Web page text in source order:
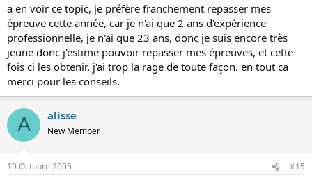
a en voir ce topic, je préfère franchement repasser mes
épreuve cette année, car je n'ai que 2 ans d'expérience
professionnelle, je n'ai que 23 ans, donc je suis encore très
jeune donc j'estime pouvoir repasser mes épreuves, et cette
fois ci les obtenir. j'ai trop la rage de toute façon. en tout ca
merci pour les conseils.
A alisse
New Member
19 Octobre 2005 #15